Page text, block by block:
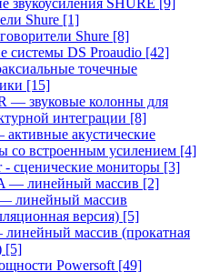
звукоусиления SHURE [9]
Shure [1]
Shure [8]
системы DS Proaudio [42]
точечные
[15]
— звуковые колонны для
интеграции [8]
акустические
со встроенным усилением [4]
- сценические мониторы [3]
— линейный массив [2]
линейный массив
версия) [5]
массив (прокатная
[5]
Powersoft [49]